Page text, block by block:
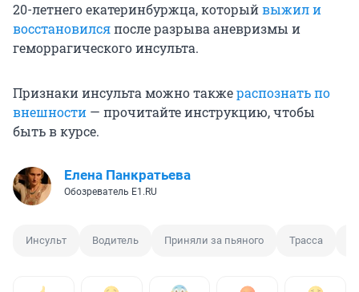
20-летнего екатеринбуржца, которыйвыжил и
восстановилсяпосле разрыва аневризмы и
геморрагического инсульта.
Признаки инсульта можно такжераспознать по
внешности — прочитайте инструкцию, чтобы
быть в курсе.
Елена Панкратьева
Обозреватель E1.RU
Инсульт Водитель Приняли за пьяного Трасса